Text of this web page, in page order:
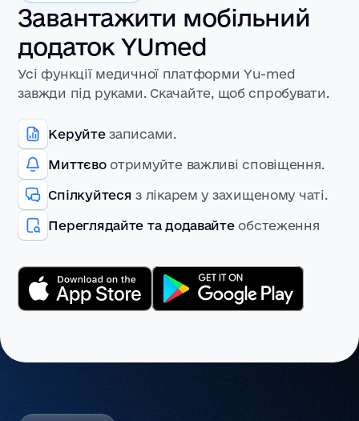
Завантажити мобільний
додаток YUmed
Усі функції медичної платформи Yu-med
завжди під руками. Скачайте, щоб спробувати.
Керуйтезаписами.
Миттєвоотримуйте важливі сповіщення.
Спілкуйтеся з лікарем у захищеному чаті.
Переглядайте та додавайтеобстеження